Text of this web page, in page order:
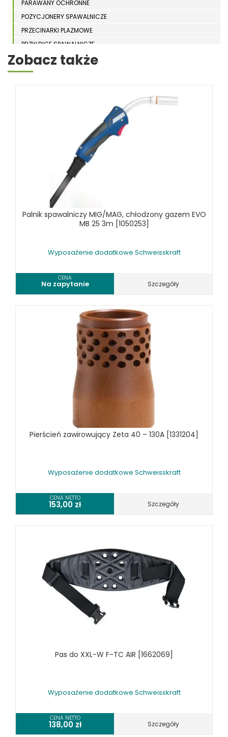
PARAWANY OCHRONNE
POZYCJONERY SPAWALNICZE
PRZECINARKI PLAZMOWE
PRZYŁBICE SPAWALNICZE
SPAWARKI
STOŁY SPAWALNICZE
WYPOSAŻENIE DODATKOWE SCHWEISSKRAFT
KOSZT DOSTAWY
Zobacz także
Palnik spawalniczy MIG/MAG, chłodzony gazem EVO
MB 25 3m [1050253]
Wyposażenie dodatkowe Schweisskraft
CENA
Na zapytanie Szczegóły
Pierścień zawirowujący Zeta 40 – 130A [1331204]
Wyposażenie dodatkowe Schweisskraft
CENA NETTO
153,00 zł Szczegóły
Pas do XXL-W F-TC AIR [1662069]
Wyposażenie dodatkowe Schweisskraft
CENA NETTO
138,00 zł Szczegóły